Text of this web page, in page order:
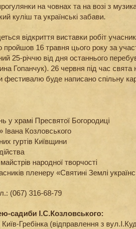
на човнах та на возі з
куліш та українські забави.
відкриття виставки робіт
пройшов 16 травня цього року за
25-річчю від дня останнього
Гопанчук). 26 червня під час свята
фестивалю буде написано спільну
храмі Пресвятої Богородиці
Козловського
гуртів Київщини
народної творчості
пленеру «Святині Землі
(067) 316-68-79
садиби І.С.Козловського:
Гребінка (відправлення з